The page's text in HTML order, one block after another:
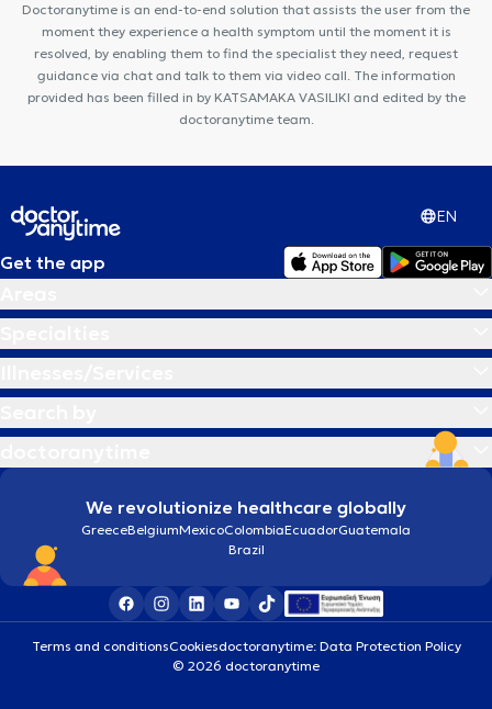
Doctoranytime is an end-to-end solution that assists the user from the
moment they experience a health symptom until the moment it is
resolved, by enabling them to find the specialist they need, request
guidance via chat and talk to them via video call. The information
provided has been filled in by KATSAMAKA VASILIKI and edited by the
doctoranytime team.
EN
Get the app
We revolutionize healthcare globally
GreeceBelgiumMexicoColombiaEcuadorGuatemala
Brazil
Terms and conditionsCookiesdoctoranytime: Data Protection Policy
© 2026 doctoranytime